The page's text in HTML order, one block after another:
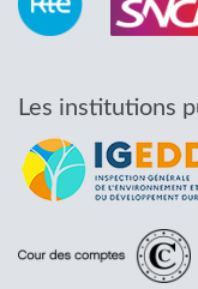
Les institutions